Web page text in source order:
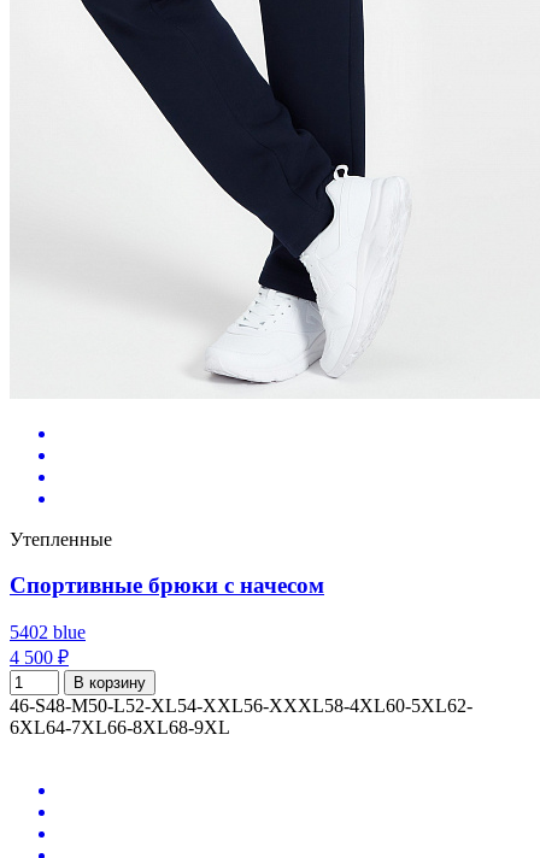
Утепленные
Спортивные брюки с начесом
5402 blue
4 500 ₽
В корзину
46-S48-M50-L52-XL54-XXL56-XXXL58-4XL60-5XL62-
6XL64-7XL66-8XL68-9XL